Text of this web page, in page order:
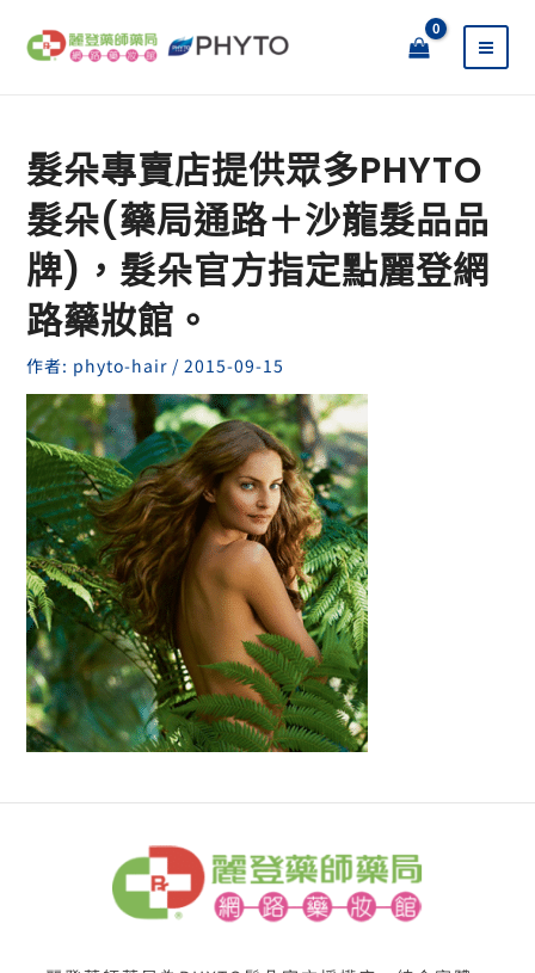
髮朵專賣店提供眾多PHYTO
髮朵(藥局通路＋沙龍髮品品
牌)，髮朵官方指定點麗登網
路藥妝館。
作者: phyto-hair / 2015-09-15